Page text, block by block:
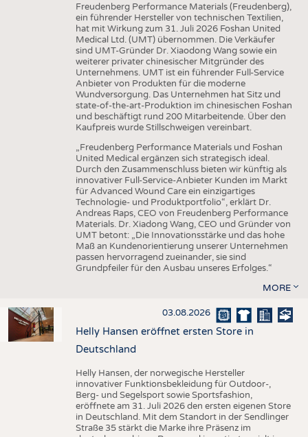
Freudenberg Performance Materials (Freudenberg),
ein führender Hersteller von technischen Textilien,
hat mit Wirkung zum 31. Juli 2026 Foshan United
Medical Ltd. (UMT) übernommen. Die Verkäufer
sind UMT-Gründer Dr. Xiaodong Wang sowie ein
weiterer privater chinesischer Mitgründer des
Unternehmens. UMT ist ein führender Full-Service
Anbieter von Produkten für die moderne
Wundversorgung. Das Unternehmen hat Sitz und
state-of-the-art-Produktion im chinesischen Foshan
und beschäftigt rund 200 Mitarbeitende. Über den
Kaufpreis wurde Stillschweigen vereinbart.
„Freudenberg Performance Materials und Foshan
United Medical ergänzen sich strategisch ideal.
Durch den Zusammenschluss bieten wir künftig als
innovativer Full-Service-Anbieter Kunden im Markt
für Advanced Wound Care ein einzigartiges
Technologie- und Produktportfolio“, erklärt Dr.
Andreas Raps, CEO von Freudenberg Performance
Materials. Dr. Xiadong Wang, CEO und Gründer von
UMT betont: „Die Innovationsstärke und das hohe
Maß an Kundenorientierung unserer Unternehmen
passen hervorragend zueinander, sie sind
Grundpfeiler für den Ausbau unseres Erfolges.“
MORE
03.08.2026
Helly Hansen eröffnet ersten Store in
Deutschland
Helly Hansen, der norwegische Hersteller
innovativer Funktionsbekleidung für Outdoor-,
Berg- und Segelsport sowie Sportsfashion,
eröffnete am 31. Juli 2026 den ersten eigenen Store
in Deutschland. Mit dem Standort in der Sendlinger
Straße 35 stärkt die Marke ihre Präsenz im